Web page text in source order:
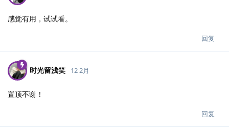
感觉有用，试试看。
回复
时光留浅笑 12 2月
置顶不谢！
回复